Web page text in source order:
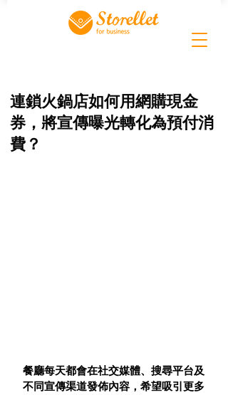
連鎖火鍋店如何用網購現金
券，將宣傳曝光轉化為預付消
費？
餐廳每天都會在社交媒體、搜尋平台及
不同宣傳渠道發佈內容，希望吸引更多